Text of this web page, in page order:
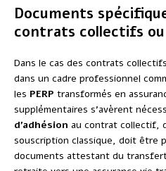
Documents
contrats collectifs
Dans le cas des contrats
dans un cadre professionnel
les PERP transformés en
supplémentaires s’avèrent
d’adhésion au contrat collectif,
souscription classique, doit être
documents attestant du